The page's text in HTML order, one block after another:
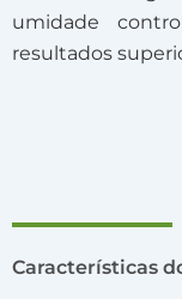
umidade
resultados
Características